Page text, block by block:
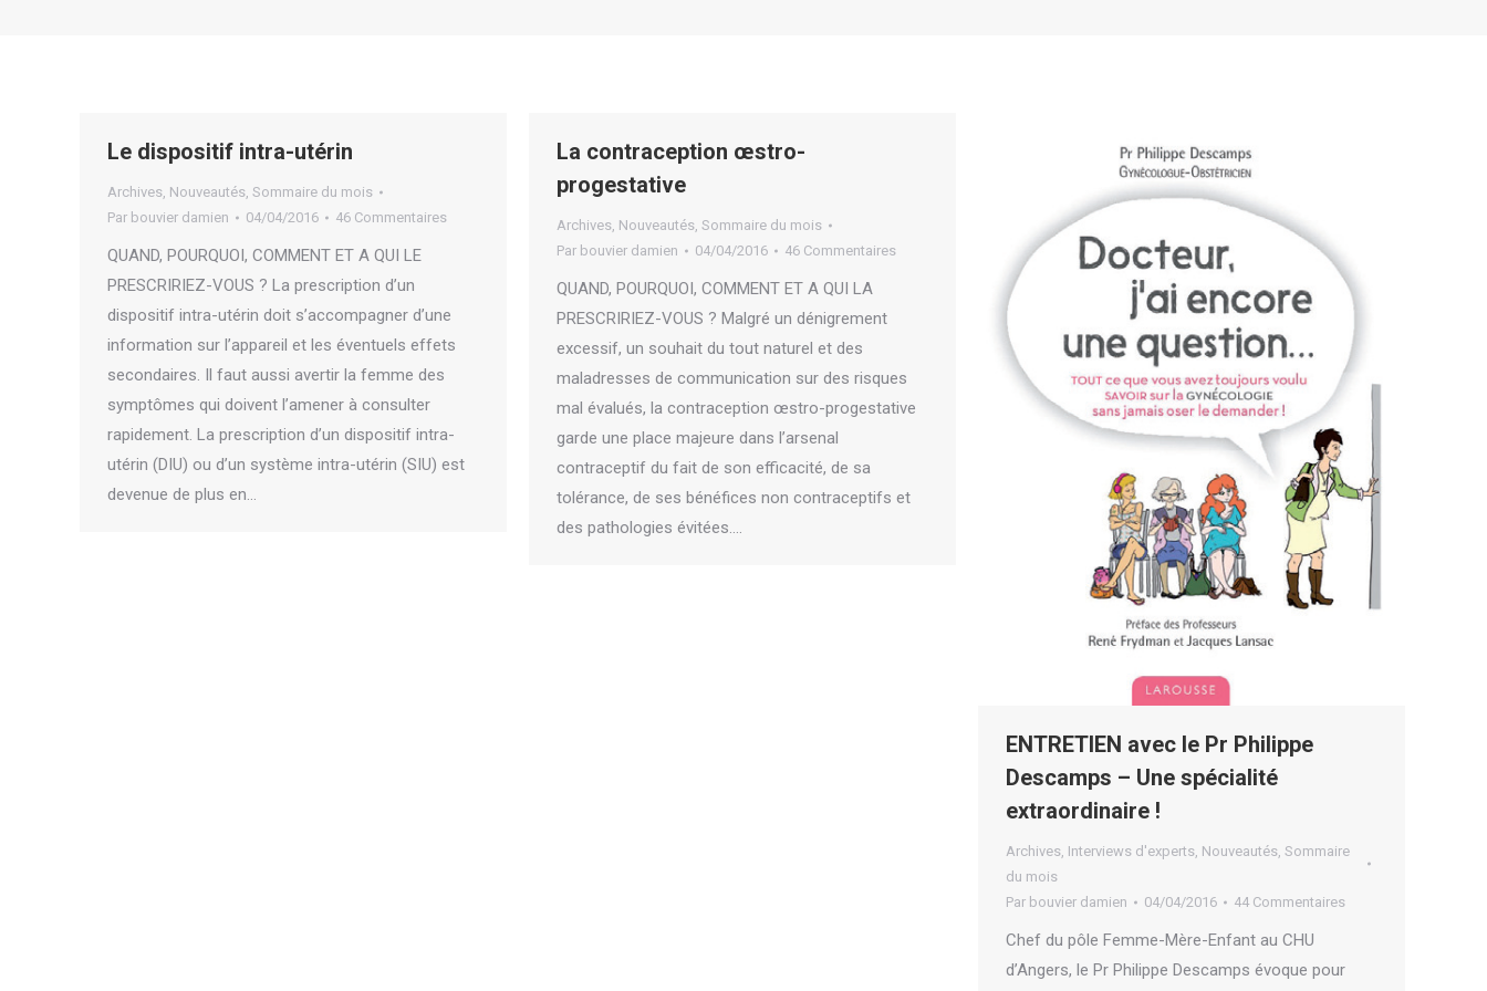
Le dispositif intra-utérin
Archives, Nouveautés, Sommaire du mois
Par bouvier damien 04/04/2016 46 Commentaires
QUAND, POURQUOI, COMMENT ET A QUI LE
PRESCRIRIEZ-VOUS ? La prescription d’un
dispositif intra-utérin doit s’accompagner d’une
information sur l’appareil et les éventuels effets
secondaires. Il faut aussi avertir la femme des
symptômes qui doivent l’amener à consulter
rapidement. La prescription d’un dispositif intra-
utérin (DIU) ou d’un système intra-utérin (SIU) est
devenue de plus en…
La contraception œstro-
progestative
Archives, Nouveautés, Sommaire du mois
Par bouvier damien 04/04/2016 46 Commentaires
QUAND, POURQUOI, COMMENT ET A QUI LA
PRESCRIRIEZ-VOUS ? Malgré un dénigrement
excessif, un souhait du tout naturel et des
maladresses de communication sur des risques
mal évalués, la contraception œstro-progestative
garde une place majeure dans l’arsenal
contraceptif du fait de son efficacité, de sa
tolérance, de ses bénéfices non contraceptifs et
des pathologies évitées.…
ENTRETIEN avec le Pr Philippe
Descamps – Une spécialité
extraordinaire !
Archives, Interviews d'experts, Nouveautés, Sommaire
du mois
Par bouvier damien 04/04/2016 44 Commentaires
Chef du pôle Femme-Mère-Enfant au CHU
d’Angers, le Pr Philippe Descamps évoque pour